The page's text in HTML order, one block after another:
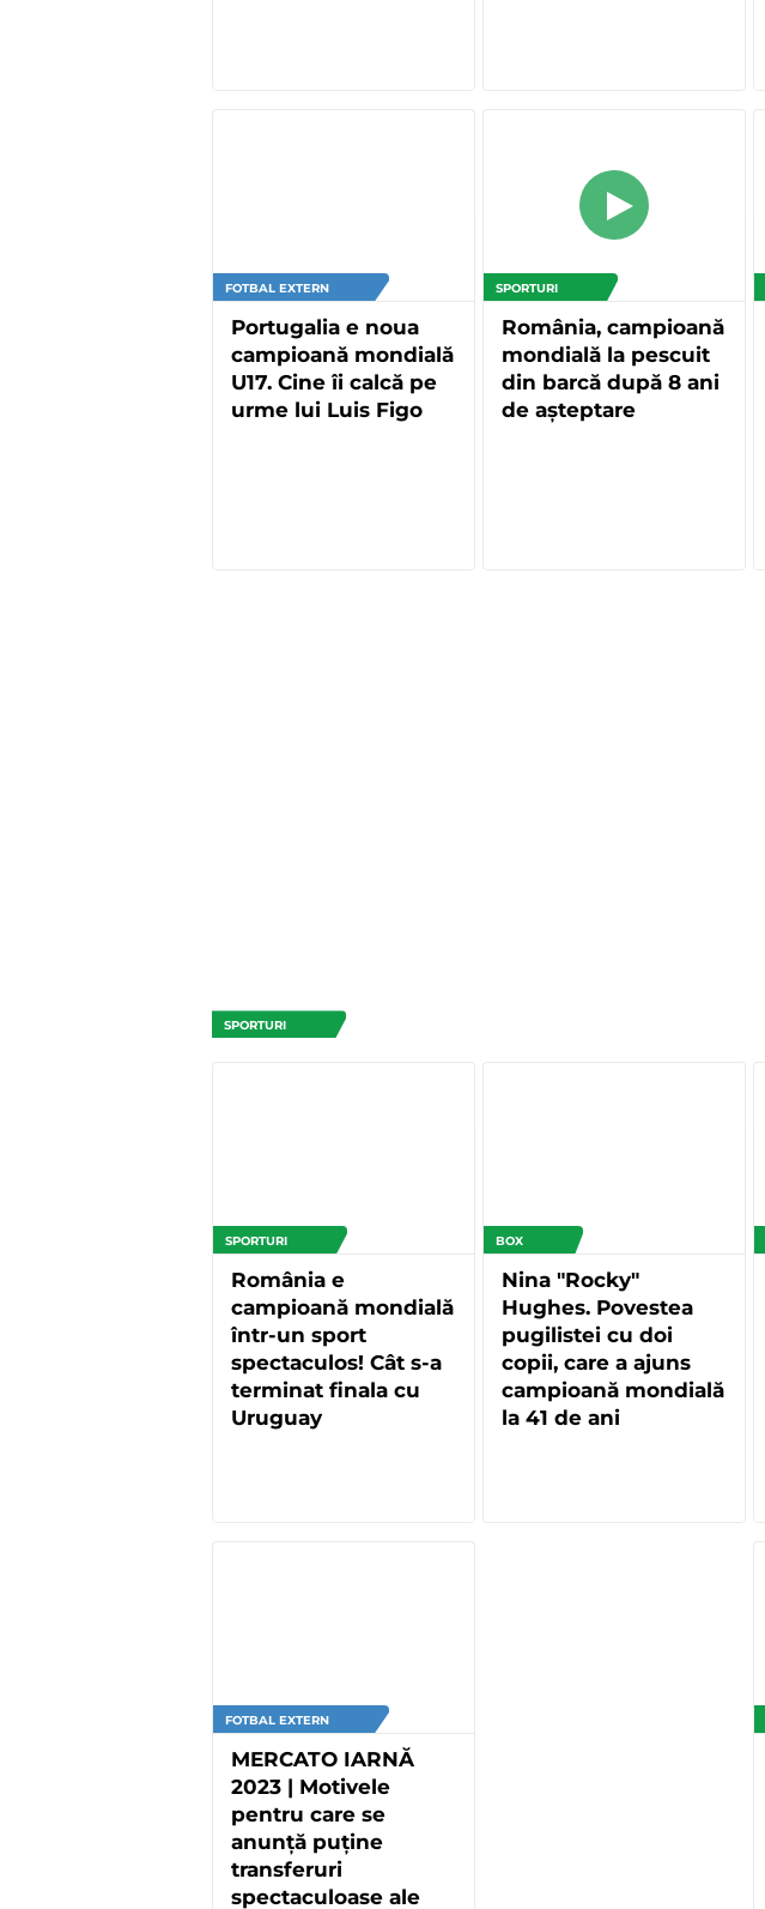
FOTBAL EXTERN
Portugalia e noua
campioană mondială
U17. Cine îi calcă pe
urme lui Luis Figo
SPORTURI
România, campioană
mondială la pescuit
din barcă după 8 ani
de așteptare
SPORTURI
SPORTURI
România e
campioană mondială
într-un sport
spectaculos! Cât s-a
terminat finala cu
Uruguay
BOX
Nina "Rocky"
Hughes. Povestea
pugilistei cu doi
copii, care a ajuns
campioană mondială
la 41 de ani
FOTBAL EXTERN
MERCATO IARNĂ
2023 | Motivele
pentru care se
anunță puține
transferuri
spectaculoase ale